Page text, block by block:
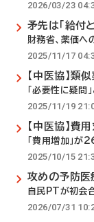
2026/03/23
矛先は「給付
財務省、薬価へ
2025/11/17
【中医協】類
「必要性に疑問
2025/11/19
【中医協】費
「費用増加」が
2025/10/15
攻めの予防医
自民PTが初会
2026/07/31